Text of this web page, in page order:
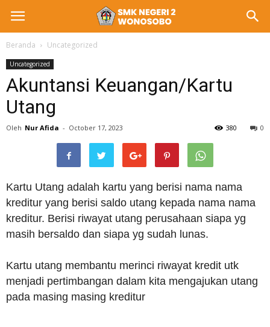
Beranda Uncategorized
Uncategorized
Akuntansi Keuangan/Kartu
Utang
Oleh Nur Afida - October 17, 2023 0
380
Kartu Utang adalah kartu yang berisi nama nama
kreditur yang berisi saldo utang kepada nama nama
kreditur. Berisi riwayat utang perusahaan siapa yg
masih bersaldo dan siapa yg sudah lunas.
Kartu utang membantu merinci riwayat kredit utk
menjadi pertimbangan dalam kita mengajukan utang
pada masing masing kreditur